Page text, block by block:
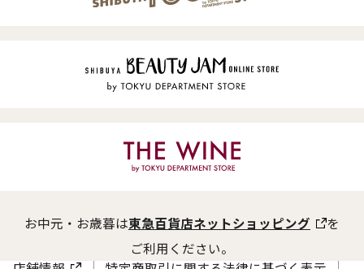
お中元・お歳暮は東急百貨店ネットショッピング
を
ご利用ください。